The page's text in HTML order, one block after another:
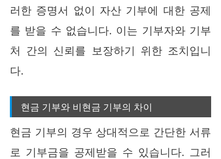
러한 증명서 없이 자산 기부에 대한 공제
를 받을 수 없습니다. 이는 기부자와 기부
처 간의 신뢰를 보장하기 위한 조치입니
다.
현금 기부와 비현금 기부의 차이
현금 기부의 경우 상대적으로 간단한 서류
로 기부금을 공제받을 수 있습니다. 그러